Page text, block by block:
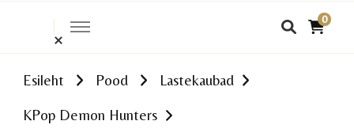
0
Esileht Pood Lastekaubad
KPop Demon Hunters